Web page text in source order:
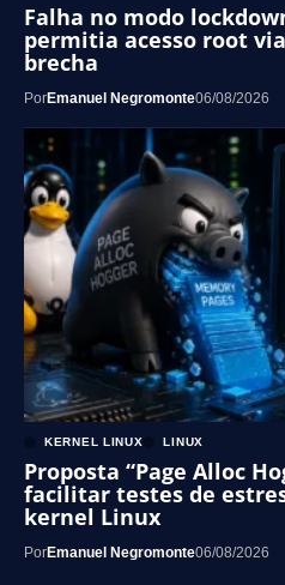
Falha no modo
permitia acesso root
brecha
PorEmanuel Negromonte06/08/2026
KERNEL LINUX LINUX
Proposta “Page Alloc
facilitar testes de
kernel Linux
PorEmanuel Negromonte06/08/2026